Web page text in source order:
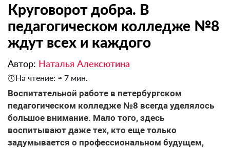
Круговорот добра. В
педагогическом колледже №8
ждут всех и каждого
Автор: Наталья Алексютина
На чтение: ≈ 7 мин.
Воспитательной работе в петербургском
педагогическом колледже №8 всегда уделялось
большое внимание. Мало того, здесь
воспитывают даже тех, кто еще только
задумывается о профессиональном будущем,